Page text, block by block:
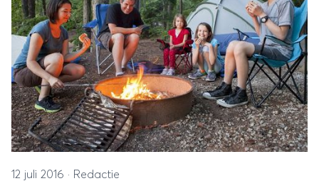
12 juli 2016 · Redactie